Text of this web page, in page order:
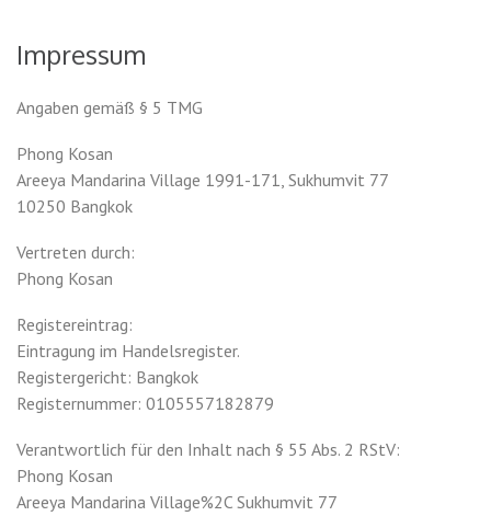
Impressum
Angaben gemäß § 5 TMG
Phong Kosan
Areeya Mandarina Village 1991-171, Sukhumvit 77
10250 Bangkok
Vertreten durch:
Phong Kosan
Registereintrag:
Eintragung im Handelsregister.
Registergericht: Bangkok
Registernummer: 0105557182879
Verantwortlich für den Inhalt nach § 55 Abs. 2 RStV:
Phong Kosan
Areeya Mandarina Village%2C Sukhumvit 77